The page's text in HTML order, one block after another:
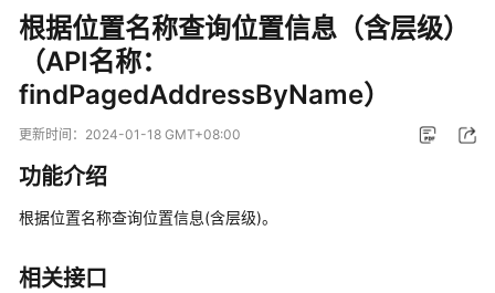
最
新
动
用
指
南
参
根据位置名称查询位置信息（含层级）
（API名称：
findPagedAddressByName）
更新时间： 2024-01-18 GMT+08:00
功能介绍
根据位置名称查询位置信息(含层级)。
相关接口